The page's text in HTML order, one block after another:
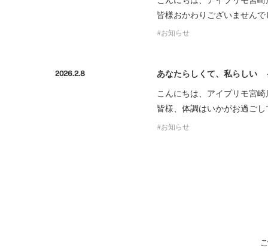
皆様おかわりございません
お知らせ
2026.2.8 あなたらしくて、私らしい
こんにちは、アイプリモ宮
皆様、体調はいかがお過ご
お知らせ